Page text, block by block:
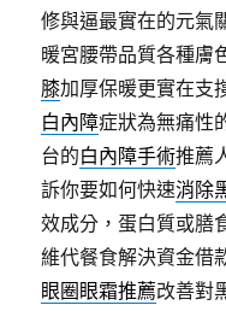
修與逼最實在的元氣
暖宮腰帶品質各種膚
膝加厚保暖更實在支
白內障症狀為無痛性
台的白內障手術推薦
訴你要如何快速消除
效成分，蛋白質或膳
維代餐食解決資金借
眼圈眼霜推薦改善對